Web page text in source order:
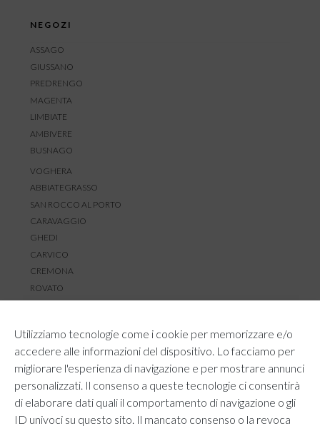
Utilizziamo tecnologie come i cookie per memorizzare e/o
accedere alle informazioni del dispositivo. Lo facciamo per
migliorare l'esperienza di navigazione e per mostrare annunci
personalizzati. Il consenso a queste tecnologie ci consentirà
di elaborare dati quali il comportamento di navigazione o gli
ID univoci su questo sito. Il mancato consenso o la revoca
NEGOZI
ASSAGO
GIUSSANO
PREDRENGO
MAGENTA
LIMBIATE
AMBIVERE
BUSNAGO
VOGHERA
ABBIATEGRASSO
SAN ROCCO AL PORTO
CARAVAGGIO
GHEDI
CARVICO
CREMONA
ROVATO
RESI E RIMBORSI
REGOLAMENTO LOYALTY
CONTATTACI